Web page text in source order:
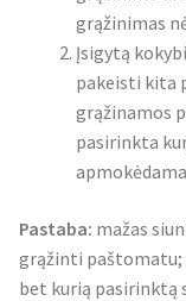
grąžinimas
Įsigytą
pakeisti kita
grąžinamos
pasirinkta
Pastaba: mažas
grąžinti paštomatu;
bet kurią pasirinktą